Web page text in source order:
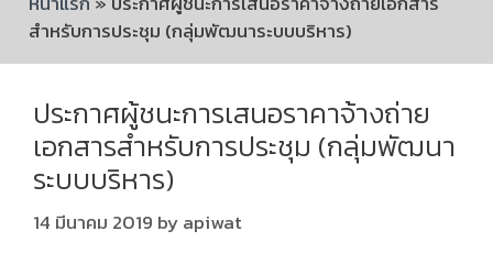
สำหรับการประชุม (กลุ่มพัฒนาระบบบริหาร)
ประกาศผู้ชนะการเสนอราคาจ้างถ่าย
เอกสารสำหรับการประชุม (กลุ่มพัฒนา
ระบบบริหาร)
14 มีนาคม 2019 byapiwat